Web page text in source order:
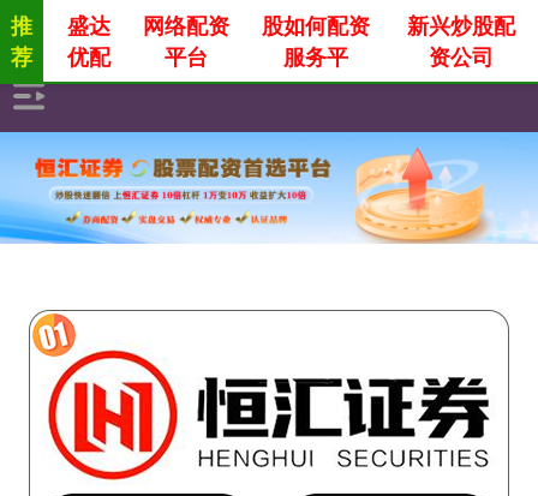
推
荐
盛达
优配
网络配资
平台
股如何配资
服务平
新兴炒股配
资公司